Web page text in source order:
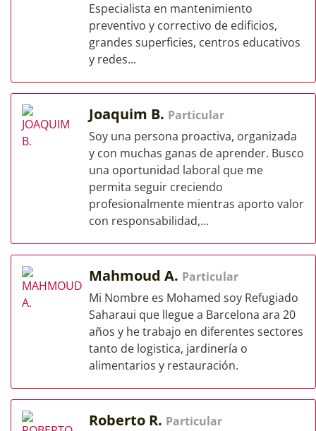
Especialista en mantenimiento
preventivo y correctivo de edificios,
grandes superficies, centros educativos
y redes...
Joaquim B. Particular
Soy una persona proactiva, organizada
y con muchas ganas de aprender. Busco
una oportunidad laboral que me
permita seguir creciendo
profesionalmente mientras aporto valor
con responsabilidad,...
Mahmoud A. Particular
Mi Nombre es Mohamed soy Refugiado
Saharaui que llegue a Barcelona ara 20
años y he trabajo en diferentes sectores
tanto de logistica, jardinería o
alimentarios y restauración.
Roberto R. Particular